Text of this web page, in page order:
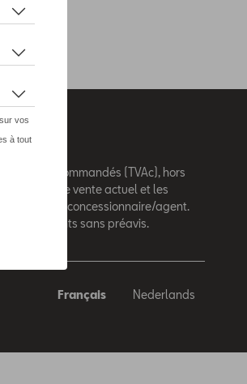
prix recommandés (TVAc), hors
le prix de vente actuel et les
votre concessionnaire/agent.
changements sans préavis.
Français
Nederlands